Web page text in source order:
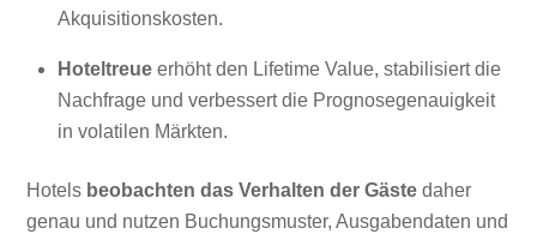
Akquisitionskosten.
Hoteltreue erhöht den Lifetime Value, stabilisiert die
Nachfrage und verbessert die Prognosegenauigkeit
in volatilen Märkten.
Hotels beobachten das Verhalten der Gäste daher
genau und nutzen Buchungsmuster, Ausgabendaten und